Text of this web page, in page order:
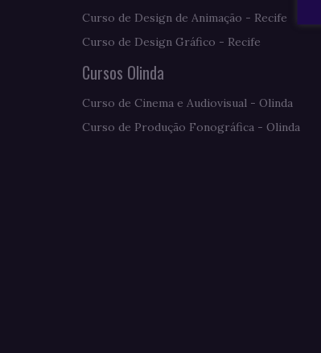
Curso de Design de Animação - Recife
Curso de Design Gráfico - Recife
Cursos Olinda
Curso de Cinema e Audiovisual - Olinda
Curso de Produção Fonográfica - Olinda